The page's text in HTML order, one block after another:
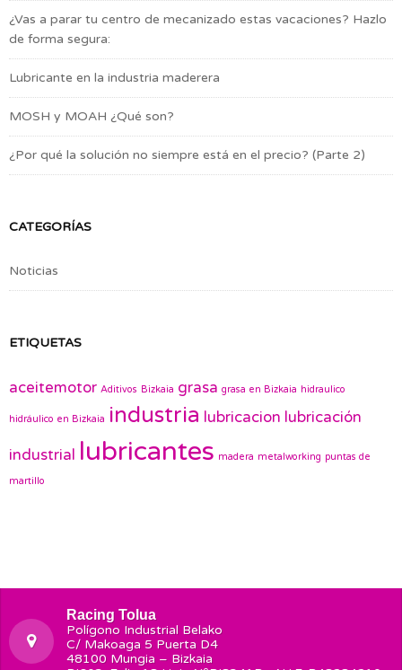
¿Vas a parar tu centro de mecanizado estas vacaciones? Hazlo
de forma segura:
Lubricante en la industria maderera
MOSH y MOAH ¿Qué son?
¿Por qué la solución no siempre está en el precio? (Parte 2)
CATEGORÍAS
Noticias
ETIQUETAS
aceitemotor Aditivos Bizkaia grasa grasa en Bizkaia hidraulico
hidráulico en Bizkaia industria lubricacion lubricación
industrial lubricantes madera metalworking puntas de
martillo
Racing Tolua
Polígono Industrial Belako
C/ Makoaga 5 Puerta D4
48100 Mungia – Bizkaia